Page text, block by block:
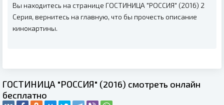
Вы находитесь на странице ГОСТИНИЦА "РОССИЯ" (2016) 2
Серия, вернитесь на главную, что бы прочесть описание
кинокартины.
ГОСТИНИЦА "РОССИЯ" (2016) смотреть онлайн
бесплатно